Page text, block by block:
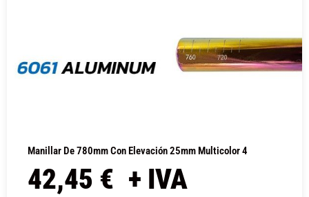
Manillar De 780mm Con Elevación 25mm Multicolor 4
42,45 € + IVA